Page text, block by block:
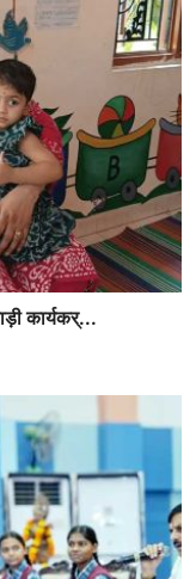
कार्यकर्...